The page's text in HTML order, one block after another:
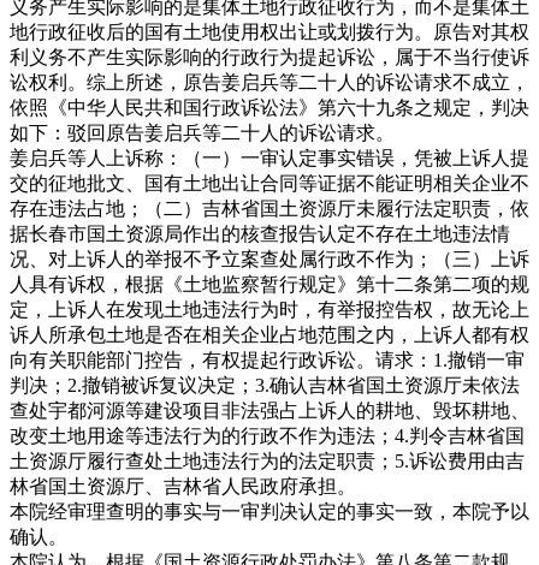
义务产生实际影响的是集体土地行政征收行为，而不是集体土
地行政征收后的国有土地使用权出让或划拨行为。原告对其权
利义务不产生实际影响的行政行为提起诉讼，属于不当行使诉
讼权利。综上所述，原告姜启兵等二十人的诉讼请求不成立，
依照《中华人民共和国行政诉讼法》第六十九条之规定，判决
如下：驳回原告姜启兵等二十人的诉讼请求。
姜启兵等人上诉称：（一）一审认定事实错误，凭被上诉人提
交的征地批文、国有土地出让合同等证据不能证明相关企业不
存在违法占地；（二）吉林省国土资源厅未履行法定职责，依
据长春市国土资源局作出的核查报告认定不存在土地违法情
况、对上诉人的举报不予立案查处属行政不作为；（三）上诉
人具有诉权，根据《土地监察暂行规定》第十二条第二项的规
定，上诉人在发现土地违法行为时，有举报控告权，故无论上
诉人所承包土地是否在相关企业占地范围之内，上诉人都有权
向有关职能部门控告，有权提起行政诉讼。请求：1.撤销一审
判决；2.撤销被诉复议决定；3.确认吉林省国土资源厅未依法
查处宇都河源等建设项目非法强占上诉人的耕地、毁坏耕地、
改变土地用途等违法行为的行政不作为违法；4.判令吉林省国
土资源厅履行查处土地违法行为的法定职责；5.诉讼费用由吉
林省国土资源厅、吉林省人民政府承担。
本院经审理查明的事实与一审判决认定的事实一致，本院予以
确认。